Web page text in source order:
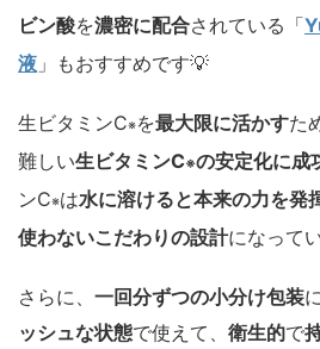
ビン酸を濃密に配合されている「
液 」もおすすめです💡
生ビタミンC※を最大限に活かすた
難しい生ビタミンC※の安定化に成
ンC※は水に溶けると本来の力を発
使わないこだわりの設計になって
さらに、 一回分ずつの小分け包装
ッシュな状態で使えて、 衛生的で